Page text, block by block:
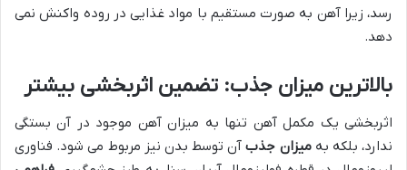
رسد، زیرا آهن به صورت مستقیم با مواد غذایی در روده واکنش نمی
دهد.
بالاترین میزان جذب: تضمین اثربخشی بیشتر
اثربخشی یک مکمل آهن تنها به میزان آهن موجود در آن بستگی
ندارد، بلکه بهمیزان جذبآن توسط بدن نیز مربوط می شود. فناوری